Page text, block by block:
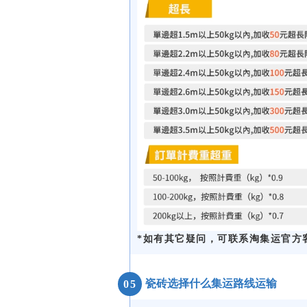
*如有其它疑问，可联系淘集运官方
05 瓷砖选择什么集运路线运输